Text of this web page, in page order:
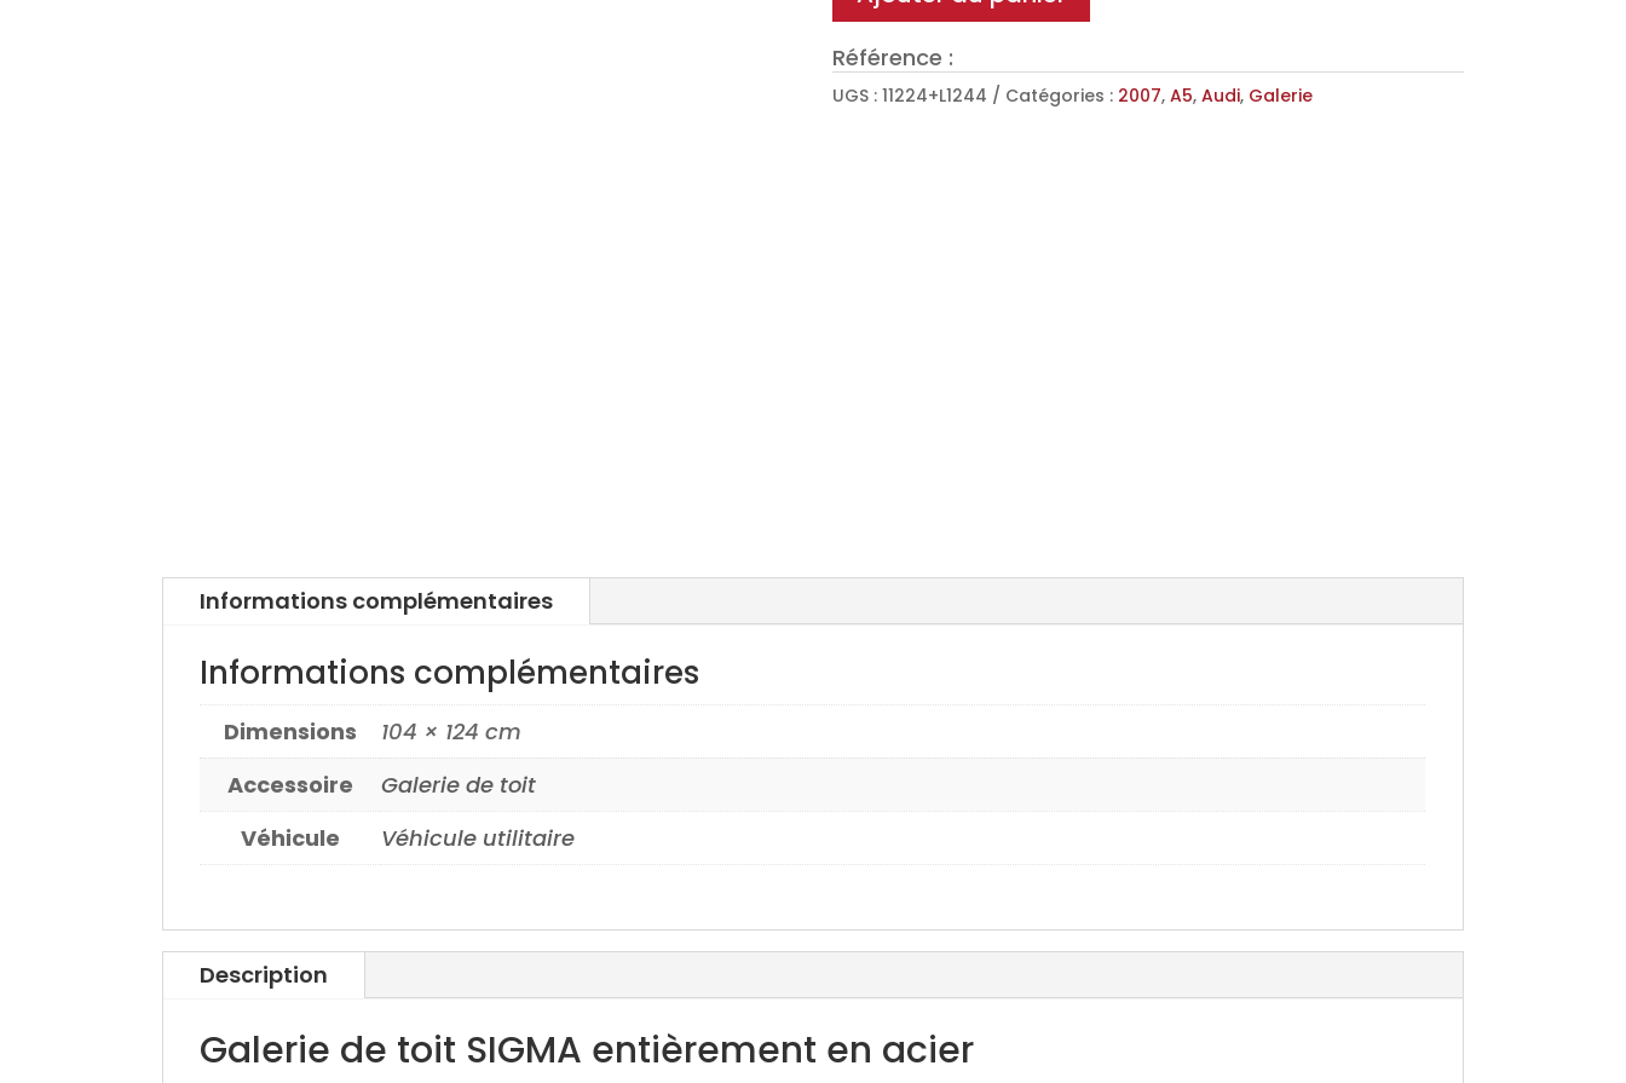
Acier
pour
Audi
A5
Référence :
UGS :11224+L1244 Catégories : 2007,A5,Audi, Galerie
Informations complémentaires
Informations complémentaires
Dimensions
104 × 124 cm
Accessoire
Galerie de toit
Véhicule
Véhicule utilitaire
Description
Galerie de toit SIGMA entièrement en acier